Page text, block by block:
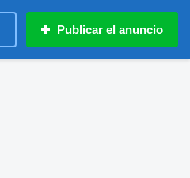
Publicar el anuncio